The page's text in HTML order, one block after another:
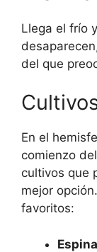
Llega el frío
del que
En el
comienzo
cultivos que
mejor
favoritos: